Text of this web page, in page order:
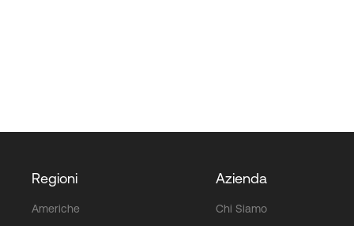
Regioni
Americhe
Azienda
Chi Siamo